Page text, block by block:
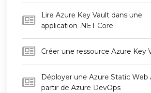
Lire Azure Key Vault dans une
application .NET Core
Créer une ressource Azure Key
Déployer une Azure Static Web
partir de Azure DevOps